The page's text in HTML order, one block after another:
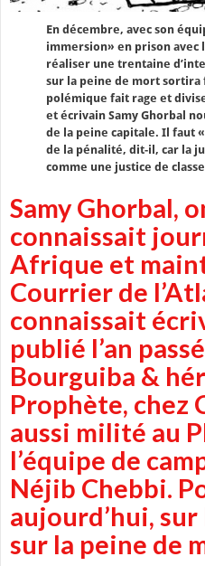
En décembre, avec son
immersion» en prison avec
réaliser une trentaine
sur la peine de mort sortira
polémique fait rage et
et écrivain Samy Ghorbal
de la peine capitale. Il faut
de la pénalité, dit-il, car la
comme une justice de
Samy Ghorbal,
connaissait
Afrique et
Courrier de
connaissait
publié l’an
Bourguiba &
Prophète, chez
aussi milité au
l’équipe de
Néjib Chebbi.
aujourd’hui,
sur la peine de